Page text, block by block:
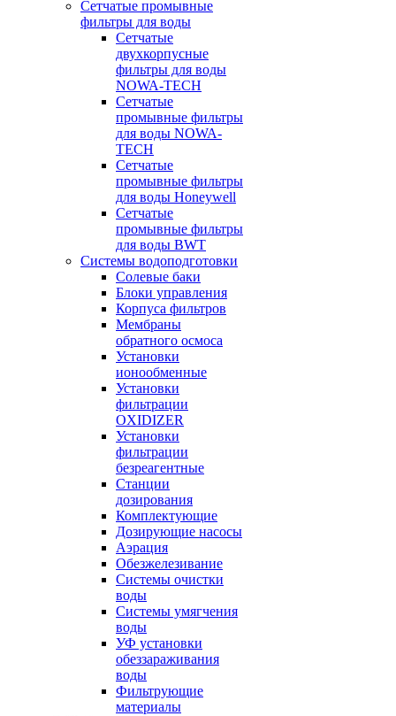
Сетчатые промывные
фильтры для воды
Сетчатые
двухкорпусные
фильтры для воды
NOWA-TECH
Сетчатые
промывные фильтры
для воды NOWA-
TECH
Сетчатые
промывные фильтры
для воды Honeywell
Сетчатые
промывные фильтры
для воды BWT
Системы водоподготовки
Солевые баки
Блоки управления
Корпуса фильтров
Мембраны
обратного осмоса
Установки
ионообменные
Установки
фильтрации
OXIDIZER
Установки
фильтрации
безреагентные
Станции
дозирования
Комплектующие
Дозирующие насосы
Аэрация
Обезжелезивание
Системы очистки
воды
Системы умягчения
воды
УФ установки
обеззараживания
воды
Фильтрующие
материалы